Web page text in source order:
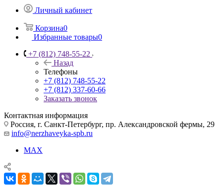
Личный кабинет
Корзина0
Избранные товары0
+7 (812) 748-55-22
Назад
Телефоны
+7 (812) 748-55-22
+7 (812) 337-60-66
Заказать звонок
Контактная информация
Россия, г. Санкт-Петербург, пр. Александровской фермы, 29
info@nerzhaveyka-spb.ru
MAX